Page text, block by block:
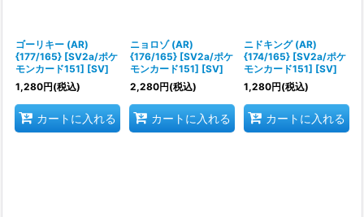
ゴーリキー (AR)
{177/165} [SV2a/ポケ
モンカード151] [SV]
1,280円(税込)
カートに入れる
ニョロゾ (AR)
{176/165} [SV2a/ポケ
モンカード151] [SV]
2,280円(税込)
カートに入れる
ニドキング (AR)
{174/165} [SV2a/ポケ
モンカード151] [SV]
1,280円(税込)
カートに入れる